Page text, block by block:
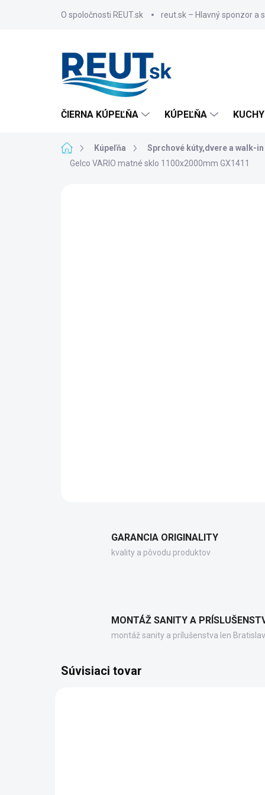
O spoločnosti REUT.sk reut.sk – Hlavný sponzor a
ČIERNA KÚPEĽŇA KÚPEĽŇA
DomovKúpeľňa Sprchové kúty,dvere a walk-in
Gelco VARIO matné sklo 1100x2000mm GX1411
GARANCIA ORIGINALITY
kvality a pôvodu produktov
MONTÁŽ SANITY A
montáž sanity a prílušenstva len
Súvisiaci tovar